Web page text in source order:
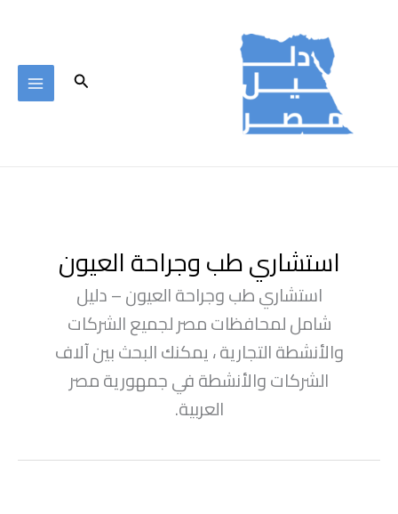
البحث
استشاري طب وجراحة العيون
استشاري طب وجراحة العيون – دليل
شامل لمحافظات مصر لجميع الشركات
والأنشطة التجارية ، يمكنك البحث بين آلاف
الشركات والأنشطة في جمهورية مصر
العربية.